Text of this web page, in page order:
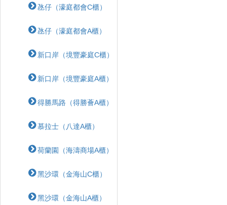
氹仔（濠庭都會C櫃）
氹仔（濠庭都會A櫃）
新口岸（境豐豪庭C櫃）
新口岸（境豐豪庭A櫃）
得勝馬路（得勝薈A櫃）
慕拉士（八達A櫃）
荷蘭園（海濤商場A櫃）
黑沙環（金海山C櫃）
黑沙環（金海山A櫃）